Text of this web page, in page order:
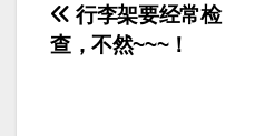
文
章
行李架要经常检
查，不然~~~！